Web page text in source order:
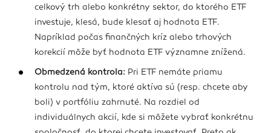
celkový trh alebo konkrétny sektor, do ktorého ETF
investuje, klesá, bude klesať aj hodnota ETF.
Napríklad počas finančných kríz alebo trhových
korekcií môže byť hodnota ETF významne znížená.
Obmedzená kontrola: Pri ETF nemáte priamu
kontrolu nad tým, ktoré aktíva sú (resp. chcete aby
boli) v portfóliu zahrnuté. Na rozdiel od
individuálnych akcií, kde si môžete vybrať konkrétnu